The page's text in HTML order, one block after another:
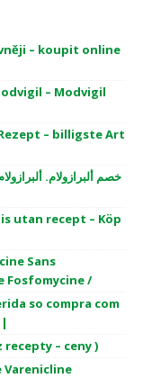
– koupit online
– Modvigil
– billigste Art
خصم ألبرازولام.
utan recept – Köp
Sans
Fosfomycine /
so compra com
– ceny )
Varenicline